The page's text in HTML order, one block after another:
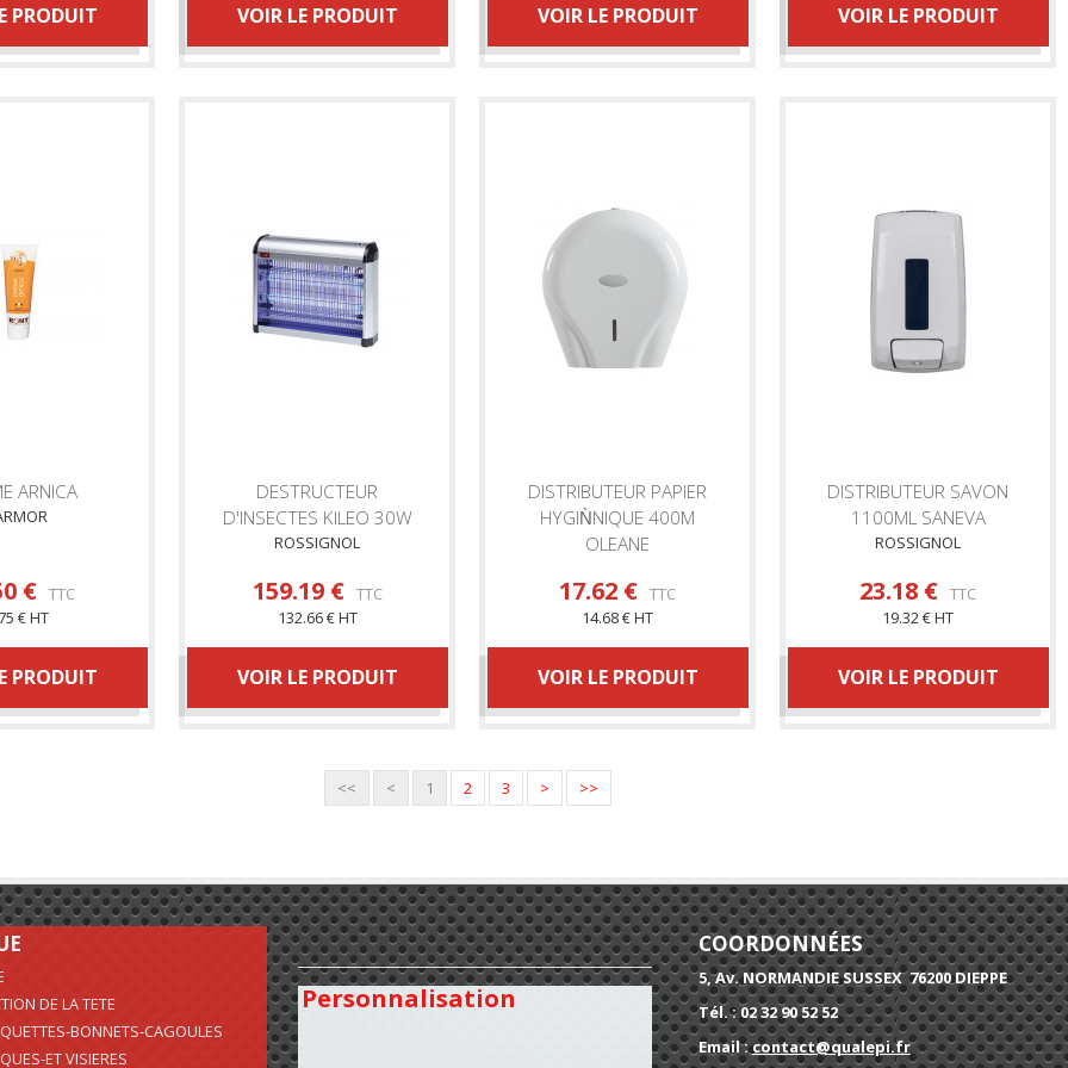
PRODUIT VOIR LE PRODUIT VOIR LE PRODUIT VOIR LE PRODUIT
ARNICA
€ TTC
€ HT
PRODUIT
DESTRUCTEUR
D'INSECTES KILEO 30W
ROSSIGNOL
159.19 € TTC
132.66 € HT
VOIR LE PRODUIT
DISTRIBUTEUR PAPIER
HYGIǸNIQUE 400M
OLEANE
17.62 € TTC
14.68 € HT
VOIR LE PRODUIT
DISTRIBUTEUR SAVON
1100ML SANEVA
ROSSIGNOL
23.18 € TTC
19.32 € HT
VOIR LE PRODUIT
<< < 1 2 3 > >>
DE LA TETE
BONNETS-CAGOULES
ET VISIERES
Personnalisation
COORDONNÉES
5, Av. NORMANDIE SUSSEX 76200 DIEPPE
Tél. : 02 32 90 52 52
Email :contact@qualepi.fr